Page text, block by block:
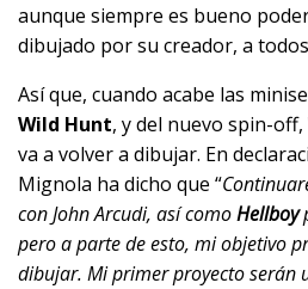
aunque siempre es bueno
dibujado por su creador, a
Así que, cuando acabe las
Wild Hunt, y del nuevo spin-off,
va a volver a dibujar. En
Mignola ha dicho que “
con John Arcudi, así comoHellboy
pero a parte de esto, mi objetivo
dibujar. Mi primer proyecto serán